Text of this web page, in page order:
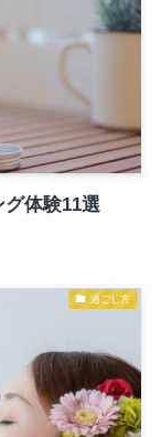
グ体験11選
過ごし方